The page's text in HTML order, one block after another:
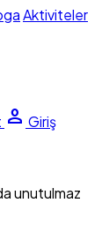
Aktiviteler
person Giriş
unutulmaz